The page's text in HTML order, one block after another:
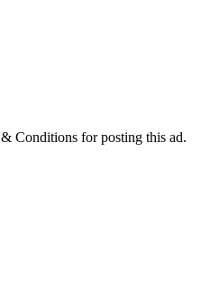
Conditions for posting this ad.